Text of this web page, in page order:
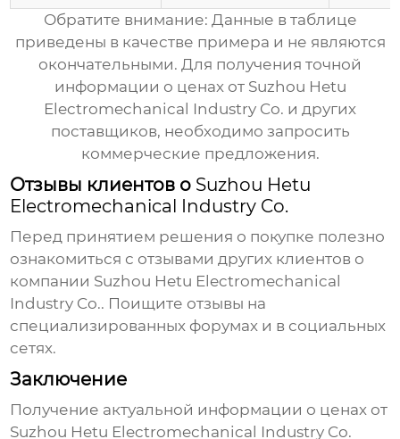
Обратите внимание: Данные в таблице
приведены в качестве примера и не являются
окончательными. Для получения точной
информации о ценах от Suzhou Hetu
Electromechanical Industry Co. и других
поставщиков, необходимо запросить
коммерческие предложения.
Отзывы клиентов о Suzhou Hetu
Electromechanical Industry Co.
Перед принятием решения о покупке полезно
ознакомиться с отзывами других клиентов о
компании Suzhou Hetu Electromechanical
Industry Co.. Поищите отзывы на
специализированных форумах и в социальных
сетях.
Заключение
Получение актуальной информации о ценах от
Suzhou Hetu Electromechanical Industry Co.